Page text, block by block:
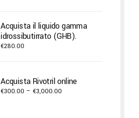
€22,000.00
Acquista il liquido gamma
idrossibutirrato (GHB).
€280.00
Acquista Rivotril online
€300.00 – €3,000.00